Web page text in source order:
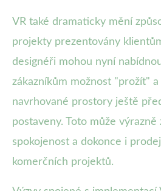
VR také dramaticky mění
projekty prezentovány
designéři mohou nyní
zákazníkům možnost "prožít"
navrhované prostory ještě
postaveny. Toto může výrazně
spokojenost a dokonce i
komerčních projektů.